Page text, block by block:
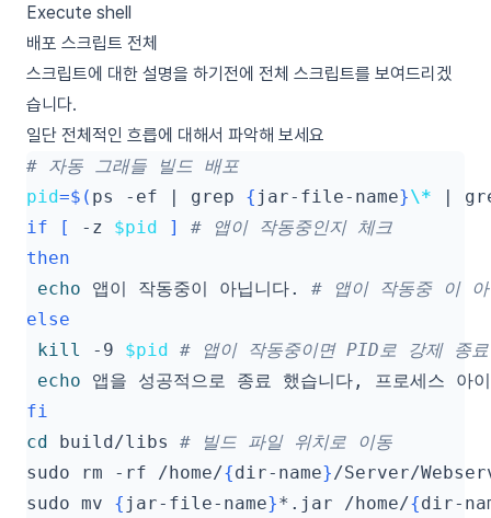
Execute shell
배포 스크립트 전체
스크립트에 대한 설명을 하기전에 전체 스크립트를 보여드리겠
습니다.
일단 전체적인 흐릅에 대해서 파악해 보세요
# 자동 그래들 빌드 배포
pid=$( ps -ef | grep { jar-file-name}\* |
if
[ -z $pid ]
# 앱이 작동중인지 체크
then
echo 앱이 작동중이 아닙니다. # 앱이 작동중 이 아
else
kill
-9 $pid # 앱이 작동중이면 PID로 강제 종료
echo 앱을 성공적으로 종료 했습니다, 프로세스 아
fi
cd build/libs # 빌드 파일 위치로 이동
sudo rm -rf /home/{dir-name} /Server/
sudo mv { jar-file-name}*.jar /home/{dir-